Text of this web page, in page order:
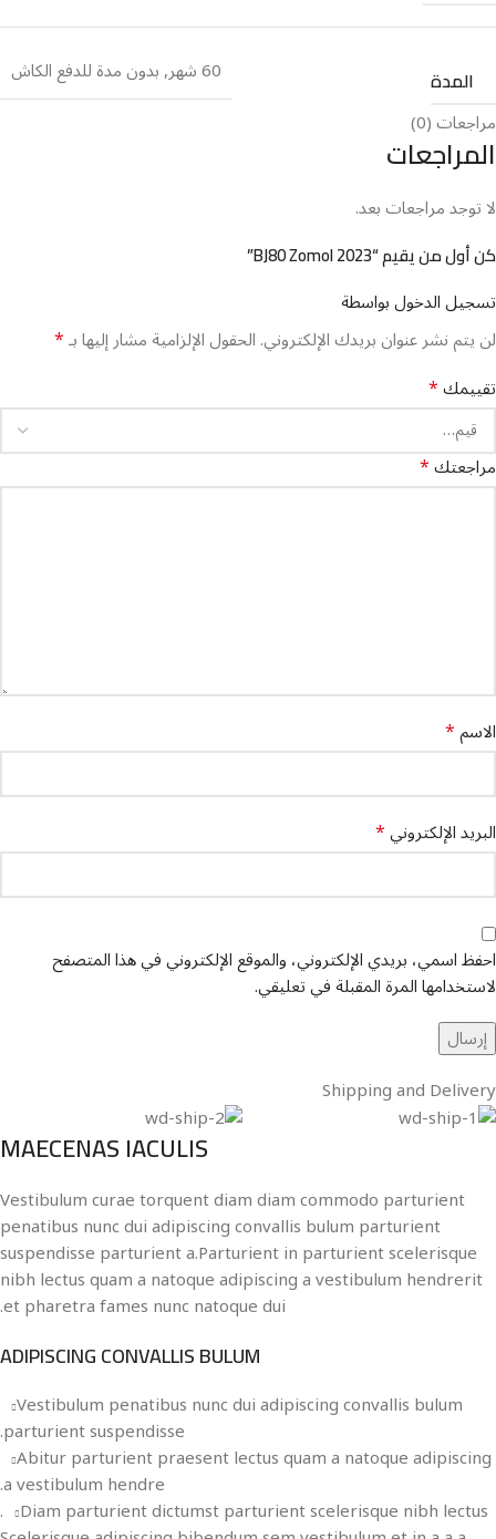
المدة 60 شهر ,بدون مدة للدفع الكاش
مراجعات (0)
المراجعات
لا توجد مراجعات بعد.
كن أول من يقيم “BJ80 Zomol 2023”
تسجيل الدخول بواسطة
لن يتم نشر عنوان بريدك الإلكتروني.الحقول الإلزامية مشار إليها بـ*
تقييمك*
مراجعتك*
الاسم*
البريد الإلكتروني*
احفظ اسمي، بريدي الإلكتروني، والموقع الإلكتروني في هذا المتصفح
لاستخدامها المرة المقبلة في تعليقي.
Shipping and Delivery
MAECENAS IACULIS
Vestibulum curae torquent diam diam commodo parturient
penatibus nunc dui adipiscing convallis bulum parturient
suspendisse parturient a.Parturient in parturient scelerisque
nibh lectus quam a natoque adipiscing a vestibulum hendrerit
et pharetra fames nunc natoque dui.
ADIPISCING CONVALLIS BULUM
Vestibulum penatibus nunc dui adipiscing convallis bulum
parturient suspendisse.
Abitur parturient praesent lectus quam a natoque adipiscing
a vestibulum hendre.
Diam parturient dictumst parturient scelerisque nibh lectus.